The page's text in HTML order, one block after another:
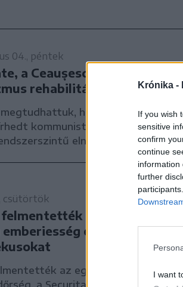
Krónika -
If you wish
sensitive
confirm
continue
information
further
I want
04., péntek
a Ceaușescu-rendszer és a
rehabilitálása
hogy Romániában a
kommunista titkosrendőrség,
elnyomás eszköze.
csütörtök
a Gheorghe
elleni
az egykori román